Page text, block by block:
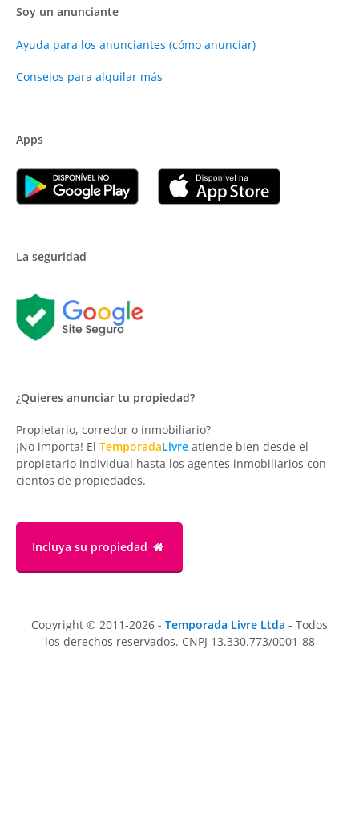
Soy un anunciante
Ayuda para los anunciantes (cómo anunciar)
Consejos para alquilar más
Apps
La seguridad
¿Quieres anunciar tu propiedad?
Propietario, corredor o inmobiliario?
¡No importa! El TemporadaLivre atiende bien desde el
propietario individual hasta los agentes inmobiliarios con
cientos de propiedades.
Incluya su propiedad
Copyright © 2011-2026 - Temporada Livre Ltda - Todos
los derechos reservados. CNPJ 13.330.773/0001-88